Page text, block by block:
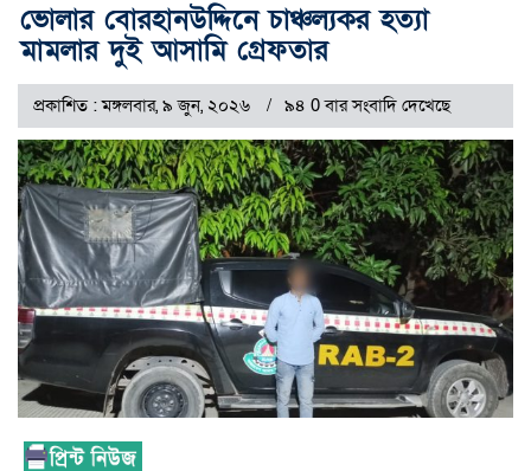
ভোলার বোরহানউদ্দিনে চাঞ্চল্যকর হত্যা
মামলার দুই আসামি গ্রেফতার
প্রকাশিত : মঙ্গলবার, ৯ জুন, ২০২৬ ৯৪ 0 বার সংবাদি দেখেছে